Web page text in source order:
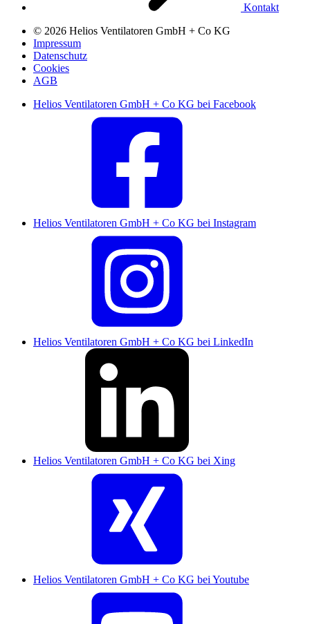
Kontakt
© 2026 Helios Ventilatoren GmbH + Co KG
Impressum
Datenschutz
Cookies
AGB
Helios Ventilatoren GmbH + Co KG bei Facebook
Helios Ventilatoren GmbH + Co KG bei Instagram
Helios Ventilatoren GmbH + Co KG bei LinkedIn
Helios Ventilatoren GmbH + Co KG bei Xing
Helios Ventilatoren GmbH + Co KG bei Youtube